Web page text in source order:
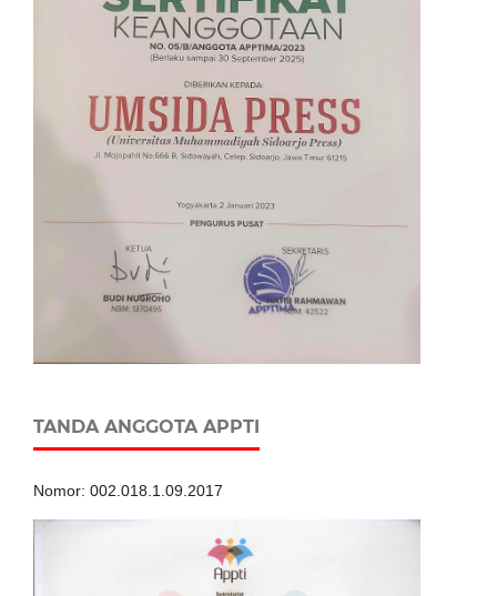
TANDA ANGGOTA APPTI
Nomor: 002.018.1.09.2017